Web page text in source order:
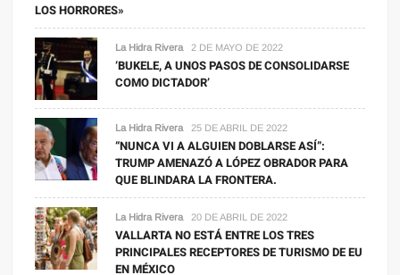
LOS HORRORES»
La Hidra Rivera 2 DE MAYO DE 2022
‘BUKELE, A UNOS PASOS DE CONSOLIDARSE
COMO DICTADOR’
La Hidra Rivera 25 DE ABRIL DE 2022
“NUNCA VI A ALGUIEN DOBLARSE ASÍ”:
TRUMP AMENAZÓ A LÓPEZ OBRADOR PARA
QUE BLINDARA LA FRONTERA.
La Hidra Rivera 20 DE ABRIL DE 2022
VALLARTA NO ESTÁ ENTRE LOS TRES
PRINCIPALES RECEPTORES DE TURISMO DE EU
EN MÉXICO